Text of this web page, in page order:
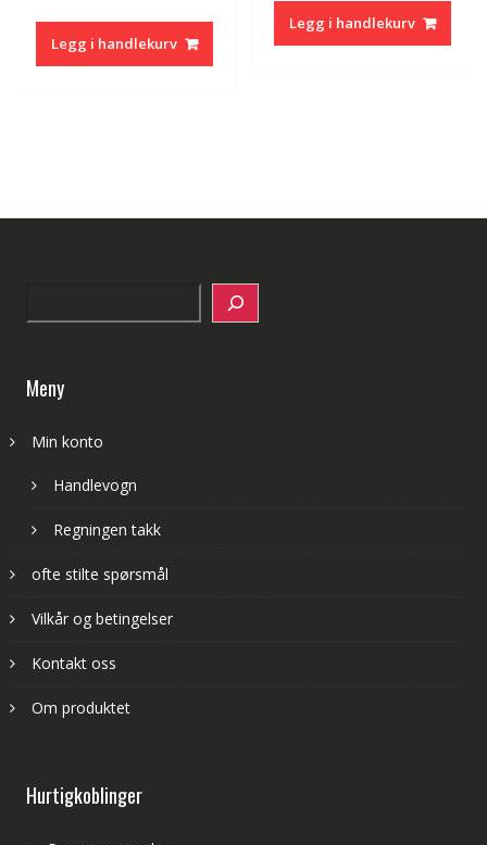
Legg i handlekurv
Legg i handlekurv
Meny
Min konto
Handlevogn
Regningen takk
ofte stilte spørsmål
Vilkår og betingelser
Kontakt oss
Om produktet
Hurtigkoblinger